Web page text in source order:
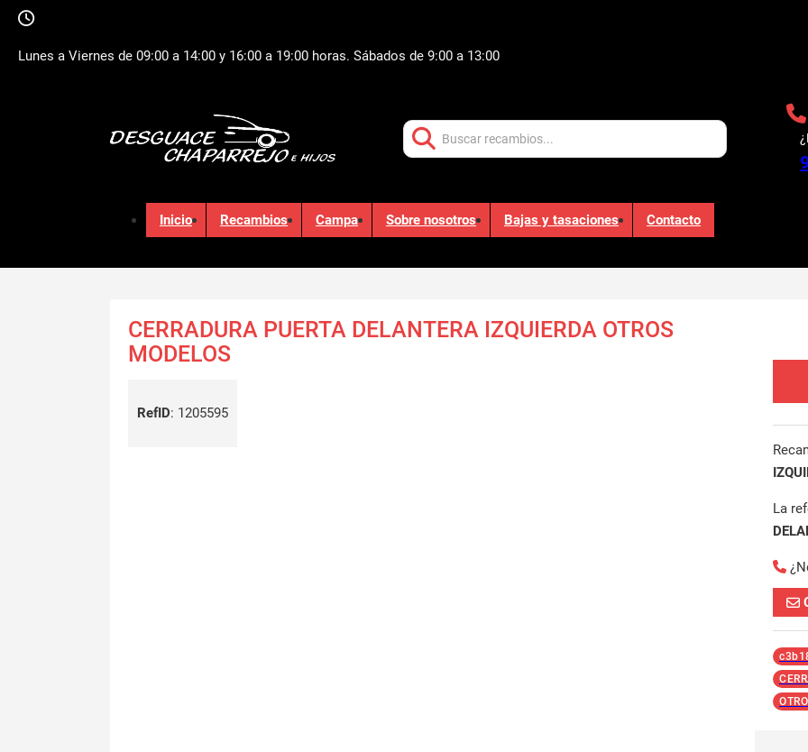
Lunes a Viernes de 09:00 a 14:00 y 16:00 a 19:00 horas. Sábados de 9:00 a 13:00
Inicio Recambios Campa Sobre nosotros Bajas y tasaciones Contacto
CERRADURA PUERTA DELANTERA IZQUIERDA OTROS
MODELOS
RefID: 1205595
La